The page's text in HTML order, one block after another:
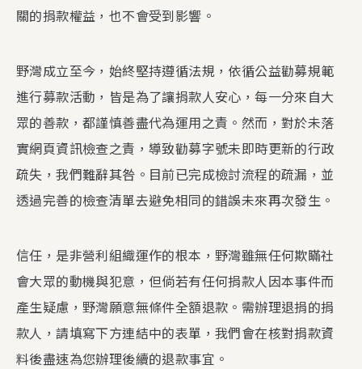
關的捐款權益，也不會受到影響。​
野灣成立至今，始終堅持遵循法規，依循公益勸募規範
進行募款活動，皆是為了讓捐款人安心，每一分來自大
眾的善款，都謹慎善盡代為運用之責。然而，對於未落
實網頁資訊檢查之責，導致勸募字號未即時更新的行政
疏失，我們難辭其咎。目前已完成檢討流程的疏漏，並
透過完善的檢查清單去避免相同的錯誤未來再次發生。​
信任，是非營利組織運作的根本，野灣雖無任何欺瞞社
會大眾的動機與犯意，但倘若有任何捐款人因本事件而
產生疑慮，野灣願意無條件全額退款。需辦理退捐的捐
款人，請填寫下方連結中的表單，我們會在核對捐款資
料後盡速為您辦理後續的退款事宜。​